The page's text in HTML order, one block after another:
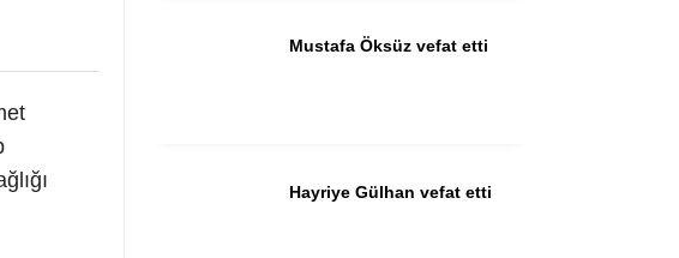
Mustafa Öksüz vefat etti
Hayriye Gülhan vefat etti